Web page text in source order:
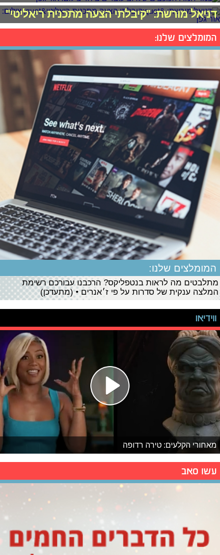
דניאל מורשת: "קיבלתי הצעה מתכנית ריאליטי"
המומלצים שלנו:
המומלצים שלנו:
מתלבטים מה לראות בנטפליקס? הרכבנו עבורכם רשימת
המלצה ענקית של סדרות על פי ז׳אנרים • (מתעדכן)
ווידיאו
מאחורי הקלעים: טירה רדופה
עשו סאב